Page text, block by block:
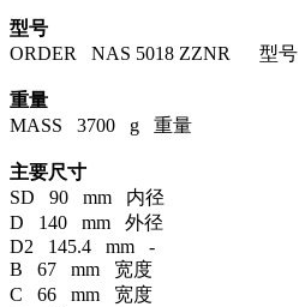
型号
ORDER NAS 5018 ZZNR 型号
重量
MASS 3700 g 重量
主要尺寸
SD 90 mm 内径
D 140 mm 外径
D2 145.4 mm -
B 67 mm 宽度
C 66 mm 宽度